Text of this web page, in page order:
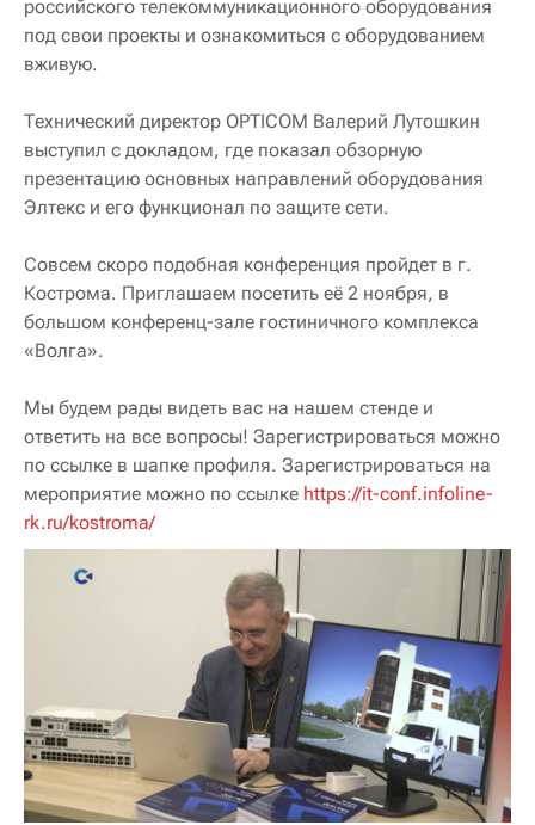
российского телекоммуникационного оборудования
под свои проекты и ознакомиться с оборудованием
вживую.
Технический директор OPTICOM Валерий Лутошкин
выступил с докладом, где показал обзорную
презентацию основных направлений оборудования
Элтекс и его функционал по защите сети.
Совсем скоро подобная конференция пройдет в г.
Кострома. Приглашаем посетить её 2 ноября, в
большом конференц-зале гостиничного комплекса
«Волга».
Мы будем рады видеть вас на нашем стенде и
ответить на все вопросы! Зарегистрироваться можно
по ссылке в шапке профиля. Зарегистрироваться на
мероприятие можно по ссылке https://it-conf.infoline-
rk.ru/kostroma/